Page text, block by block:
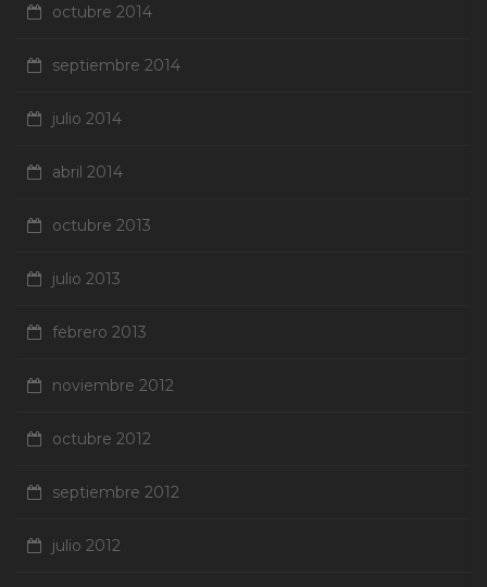
octubre 2014
septiembre 2014
julio 2014
abril 2014
octubre 2013
julio 2013
febrero 2013
noviembre 2012
octubre 2012
septiembre 2012
julio 2012